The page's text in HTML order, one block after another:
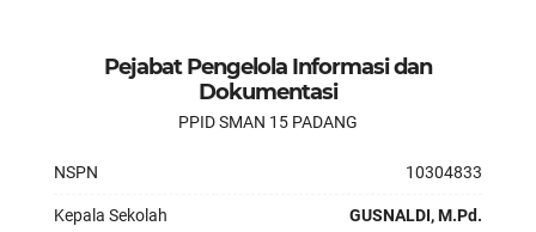
Pejabat Pengelola Informasi dan
Dokumentasi
PPID SMAN 15 PADANG
NSPN 10304833
Kepala Sekolah GUSNALDI, M.Pd.